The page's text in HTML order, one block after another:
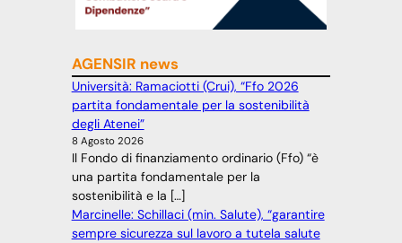
AGENSIR news
Università: Ramaciotti (Crui), “Ffo 2026
partita fondamentale per la sostenibilità
degli Atenei”
8 Agosto 2026
Il Fondo di finanziamento ordinario (Ffo) “è
una partita fondamentale per la
sostenibilità e la […]
Marcinelle: Schillaci (min. Salute), “garantire
sempre sicurezza sul lavoro a tutela salute